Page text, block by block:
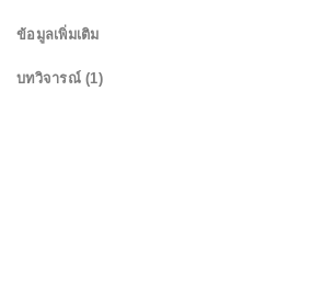
ข้อมูลเพิ่มเติม
บทวิจารณ์ (1)